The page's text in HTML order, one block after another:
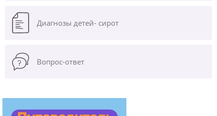
Диагнозы детей- сирот
Вопрос-ответ